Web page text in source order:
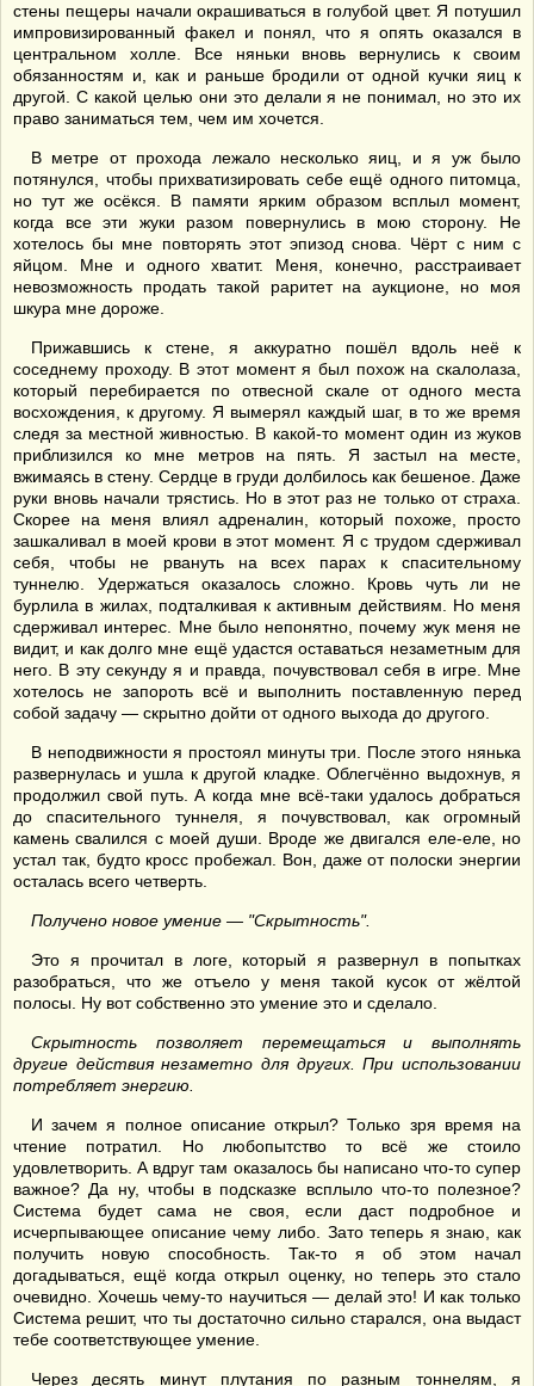
стены пещеры начали окрашиваться в голубой цвет. Я потушил
импровизированный факел и понял, что я опять оказался в
центральном холле. Все няньки вновь вернулись к своим
обязанностям и, как и раньше бродили от одной кучки яиц к
другой. С какой целью они это делали я не понимал, но это их
право заниматься тем, чем им хочется.
В метре от прохода лежало несколько яиц, и я уж было
потянулся, чтобы прихватизировать себе ещё одного питомца,
но тут же осёкся. В памяти ярким образом всплыл момент,
когда все эти жуки разом повернулись в мою сторону. Не
хотелось бы мне повторять этот эпизод снова. Чёрт с ним с
яйцом. Мне и одного хватит. Меня, конечно, расстраивает
невозможность продать такой раритет на аукционе, но моя
шкура мне дороже.
Прижавшись к стене, я аккуратно пошёл вдоль неё к
соседнему проходу. В этот момент я был похож на скалолаза,
который перебирается по отвесной скале от одного места
восхождения, к другому. Я вымерял каждый шаг, в то же время
следя за местной живностью. В какой-то момент один из жуков
приблизился ко мне метров на пять. Я застыл на месте,
вжимаясь в стену. Сердце в груди долбилось как бешеное. Даже
руки вновь начали трястись. Но в этот раз не только от страха.
Скорее на меня влиял адреналин, который похоже, просто
зашкаливал в моей крови в этот момент. Я с трудом сдерживал
себя, чтобы не рвануть на всех парах к спасительному
туннелю. Удержаться оказалось сложно. Кровь чуть ли не
бурлила в жилах, подталкивая к активным действиям. Но меня
сдерживал интерес. Мне было непонятно, почему жук меня не
видит, и как долго мне ещё удастся оставаться незаметным для
него. В эту секунду я и правда, почувствовал себя в игре. Мне
хотелось не запороть всё и выполнить поставленную перед
собой задачу — скрытно дойти от одного выхода до другого.
В неподвижности я простоял минуты три. После этого нянька
развернулась и ушла к другой кладке. Облегчённо выдохнув, я
продолжил свой путь. А когда мне всё-таки удалось добраться
до спасительного туннеля, я почувствовал, как огромный
камень свалился с моей души. Вроде же двигался еле-еле, но
устал так, будто кросс пробежал. Вон, даже от полоски энергии
осталась всего четверть.
Получено новое умение — "Скрытность".
Это я прочитал в логе, который я развернул в попытках
разобраться, что же отъело у меня такой кусок от жёлтой
полосы. Ну вот собственно это умение это и сделало.
Скрытность позволяет перемещаться и выполнять
другие действия незаметно для других. При использовании
потребляет энергию.
И зачем я полное описание открыл? Только зря время на
чтение потратил. Но любопытство то всё же стоило
удовлетворить. А вдруг там оказалось бы написано что-то супер
важное? Да ну, чтобы в подсказке всплыло что-то полезное?
Система будет сама не своя, если даст подробное и
исчерпывающее описание чему либо. Зато теперь я знаю, как
получить новую способность. Так-то я об этом начал
догадываться, ещё когда открыл оценку, но теперь это стало
очевидно. Хочешь чему-то научиться — делай это! И как только
Система решит, что ты достаточно сильно старался, она выдаст
тебе соответствующее умение.
Через десять минут плутания по разным тоннелям, я